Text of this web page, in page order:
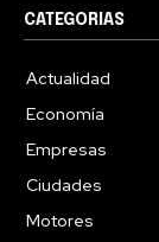
CATEGORIAS
Actualidad
Economía
Empresas
Ciudades
Motores